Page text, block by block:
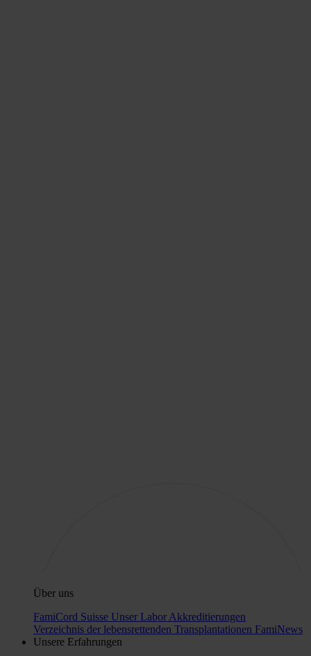
Über uns
FamiCord Suisse Unser Labor Akkreditierungen
Verzeichnis der lebensrettenden Transplantationen FamiNews
Unsere Erfahrungen